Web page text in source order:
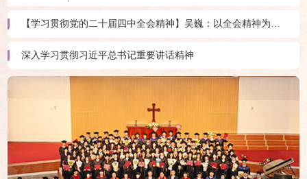
【学习贯彻党的二十届四中全会精神】吴巍：以全会精神为引领 坚持神学教育中国化方向 促进学院工作高质量发展
深入学习贯彻习近平总书记重要讲话精神